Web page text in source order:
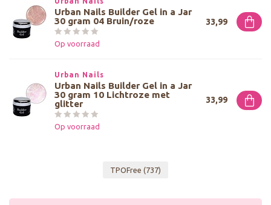
Urban Nails Builder Gel in a Jar
30 gram 04 Bruin/roze
Op voorraad
33,99
Urban Nails
Urban Nails Builder Gel in a Jar
30 gram 10 Lichtroze met
glitter
Op voorraad
33,99
TPOFree (737)